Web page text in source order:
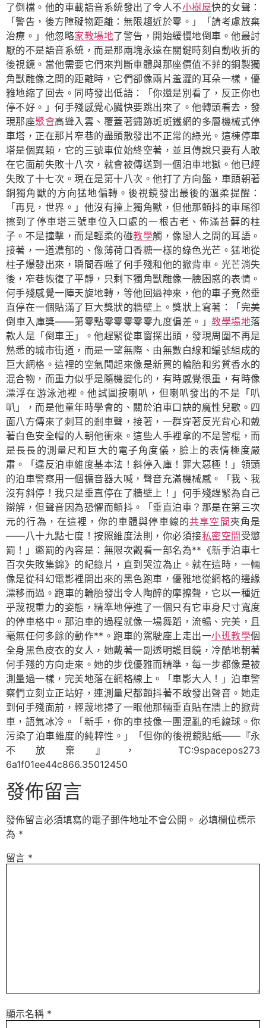
了倒檔。他的車載語音系統發出了令人不小樹屋快的女聲：
「警告，後方障礙物距離：無限趨近於零。」「請考慮放棄
治療。」他忽略家教場地了警告，開始緩慢地倒車。他最討
厭的不是語音系統，而是那兩塊永遠在關鍵時刻自動收折的
後視鏡。當他需要它們來判斷車體與那座價值不菲的銅製獨
角獸雕像之間的距離時，它們卻像兩片羞澀的耳朵一樣，優
雅地縮了回去。同時發出低語：「你還是別看了，反正你也
停不好。」何手殘感覺心臟快要跳出來了。他轉頭看去，發
現那座聚會高聳入雲、覆蓋著鏽跡斑斑鐵網的多層機械式停
車塔，正在那片窄巷的盡頭散發出不正常的綠光。這棟停車
塔是個異類，它的三號車位始終空著，並且傳說只要有人敢
在它面前失敗十八次，就會被傳送到一個泊車地獄。他已經
失敗了十七次。現在是第十八次。他打了方向盤，車頭朝著
銅獨角獸的方向猛地偏轉。後視鏡發出最後的溫柔提醒：
「再見，世界。」他沒有撞上獨角獸，但他那顫抖的車尾卻
擦到了停車塔三號車位入口處的一根古老、佈滿苔蘚的柱
子。不是撞擊，而是輕柔的碰教學觸，像戀人之間的耳語。
接著，一道濃郁的、像薄荷口香糖一樣的綠色光芒。猛地從
柱子爆發出來，瞬間吞噬了何手殘和他的掀背車。光芒消失
後，窄巷恢復了平靜，只剩下獨角獸雕像一臉困惑的表情。
何手殘感覺一陣天旋地轉，等他回過神來，他的車子竟然垂
直停在一個貼滿了巨大獎狀的牆壁上。獎狀上寫著：「完美
倒車入庫獎——第零點零零零零零九度偏差。」 教學場地落
款人是「倒車王」。他趕緊從車窗探出頭，發現周圍不再是
熟悉的城市街道，而是一望無際、由無數白線和編號組成的
巨大網格。這裡的空氣聞起來像是新買的輪胎和劣質香水的
混合物，而重力似乎是隨機變化的，有時感覺很重，有時像
漂浮在游泳池裡。他試圖按喇叭，但喇叭發出的不是「叭
叭」，而是他童年時學會的、關於泊車口訣的魔性兒歌。四
面八方傳來了刺耳的剎車聲，接著，一群穿著反光背心和戴
著白色安全帽的人朝他衝來。這些人手裡拿的不是警棍，而
是長長的測量尺和巨大的電子角度儀，臉上的表情極度嚴
肅。「違反泊車維度基本法！斜停入庫！罪大惡極！」領頭
的泊車警察用一個擴音器大喊，聲音充滿機械感。「我、我
沒有斜停！我只是垂直停在了牆壁上！」何手殘趕緊為自己
辯解，但聲音因為恐懼而顫抖。「垂直泊車？那是在第三次
元的行為，在這裡，你的車體與停車線的共享空間 夾角是
——八十九點七度！按照維度法則，你必須接私密空間 受懲
罰！」懲罰的內容是：無限次觀看一部名為**《新手泊車七
百次失敗集錦》的紀錄片，直到哭泣為止。就在這時，一輛
像是從科幻電影裡開出來的黑色跑車，優雅地從網格的邊緣
漂移而過。跑車的輪胎發出令人陶醉的摩擦聲，它以一種近
乎蔑視重力的姿態，精準地停進了一個只有它車身尺寸寬度
的停車格中。那泊車的過程就像一場舞蹈，流暢、完美，且
毫無任何多餘的動作**。跑車的駕駛座上走出一小班教學個
全身黑色皮衣的女人，她戴著一副透明護目鏡，冷酷地朝著
何手殘的方向走來。她的步伐優雅而精準，每一步都像是被
測量過一樣，完美地落在網格線上。「車影大人！」泊車警
察們立刻立正站好，連測量尺都顫抖著不敢發出聲音。她走
到何手殘面前，輕蔑地掃了一眼他那輛垂直貼在牆上的掀背
車，語氣冰冷。「新手，你的車技像一團混亂的毛線球。你
污染了泊車維度的純粹性。」「但你的後視鏡貼紙——『永
不放棄』， TC:9spacepos273
6a1f01ee44c866.35012450
發佈留言
發佈留言必須填寫的電子郵件地址不會公開。 必填欄位標示
為 *
留言 *
顯示名稱 *